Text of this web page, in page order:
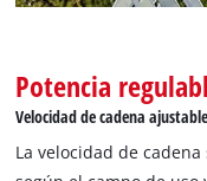
Potencia
Velocidad de cadena ajustable
La velocidad de